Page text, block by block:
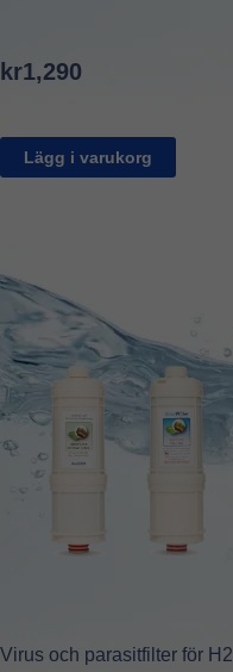
kr1,290
Lägg i varukorg
Virus och parasitfilter för H2